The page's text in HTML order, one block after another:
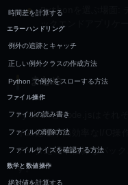
時間差を計算する
エラーハンドリング
例外の追跡とキャッチ
正しい例外クラスの作成方法
Python で例外をスローする方法
ファイル操作
ファイルの読み書き
ファイルの削除方法
ファイルサイズを確認する方法
数学と数値操作
絶対値を計算する
Python
を選ぶ場面:
ックエンドアプリケ
まとめ
PythonとNode.jsはそれ
イム処理や高効率なI/O操
データ処理や複雑なバッ
す。